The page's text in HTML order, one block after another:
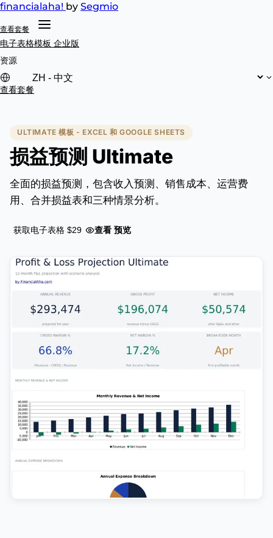
financialaha! by Segmio
查看套餐
电子表格模板 企业版
资源
查看套餐
ULTIMATE 模板 - EXCEL 和 GOOGLE SHEETS
损益预测 Ultimate
全面的损益预测，包含收入预测、销售成本、运营费
用、合并损益表和三种情景分析。
获取电子表格 $29 查看 预览